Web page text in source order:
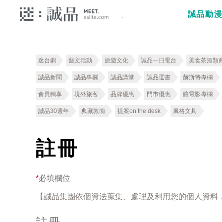
誠品動
迷台劇 藝文活動 旅遊文化 誠品一日電台 美食茶酒類
誠品新聞 誠品專欄 誠品講堂 誠品選書 赫斯特專欄
會員獨享 境外旅客 品牌優惠 門市優惠 釀電影專欄
誠品30週年 典藏敦南 提案on the desk 風格文具
註冊
*必填欄位
【誠品集團依個資法蒐集、處理及利用您的個人資